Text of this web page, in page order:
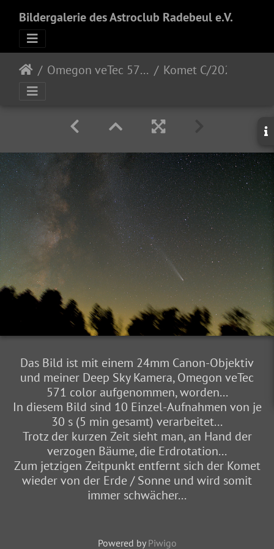
Bildergalerie des Astroclub Radebeul e.V.
Omegon veTec 571 color
Das Bild ist mit einem 24mm Canon-Objektiv
und meiner Deep Sky Kamera, Omegon veTec
571 color aufgenommen, worden...
In diesem Bild sind 10 Einzel-Aufnahmen von je
30 s (5 min gesamt) verarbeitet...
Trotz der kurzen Zeit sieht man, an Hand der
verzogen Bäume, die Erdrotation...
Zum jetzigen Zeitpunkt entfernt sich der Komet
wieder von der Erde / Sonne und wird somit
immer schwächer...
Powered by Piwigo